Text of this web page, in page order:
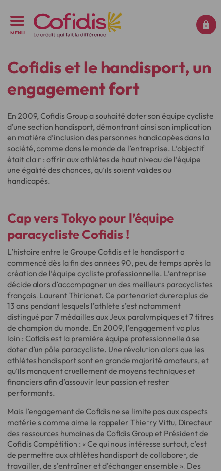
MENU
Cofidis et le handisport, un
engagement fort
En 2009, Cofidis Group a souhaité doter son équipe cycliste
d’une section handisport, démontrant ainsi son implication
en matière d’inclusion des personnes handicapées dans la
société, comme dans le monde de l’entreprise. L’objectif
était clair : offrir aux athlètes de haut niveau de l’équipe
une égalité des chances, qu’ils soient valides ou
handicapés.
Cap vers Tokyo pour l’équipe
paracycliste Cofidis !
L’histoire entre le Groupe Cofidis et le handisport a
commencé dès la fin des années 90, peu de temps après la
création de l’équipe cycliste professionnelle. L’entreprise
décide alors d’accompagner un des meilleurs paracyclistes
français, Laurent Thirionet. Ce partenariat durera plus de
13 ans pendant lesquels l’athlète s’est notamment
distingué par 7 médailles aux Jeux paralympiques et 7 titres
de champion du monde. En 2009, l’engagement va plus
loin : Cofidis est la première équipe professionnelle à se
doter d’un pôle paracycliste. Une révolution alors que les
athlètes handisport sont en grande majorité amateurs, et
qu’ils manquent cruellement de moyens techniques et
financiers afin d’assouvir leur passion et rester
performants.
Mais l’engagement de Cofidis ne se limite pas aux aspects
matériels comme aime le rappeler Thierry Vittu, Directeur
des ressources humaines de Cofidis Group et Président de
Cofidis Compétition : « Ce qui nous intéresse surtout, c’est
de permettre aux athlètes handisport de collaborer, de
travailler, de s’entraîner et d’échanger ensemble ». Des